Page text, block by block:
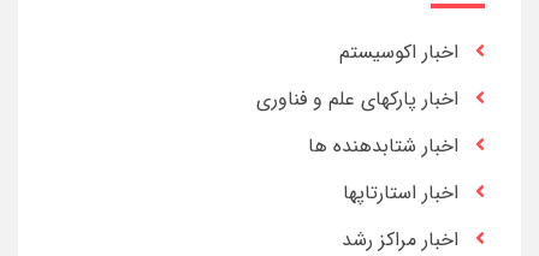
اخبار اکوسیستم
اخبار پارکهای علم و فناوری
اخبار شتابدهنده ها
اخبار استارتاپها
اخبار مراکز رشد